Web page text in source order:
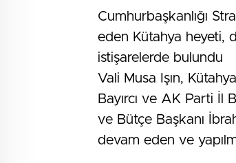
Cumhurbaşkanlığı
eden Kütahya heyeti,
istişarelerde bulundu
Vali Musa Işın,
Bayırcı ve AK Parti İl
ve Bütçe Başkanı
devam eden ve